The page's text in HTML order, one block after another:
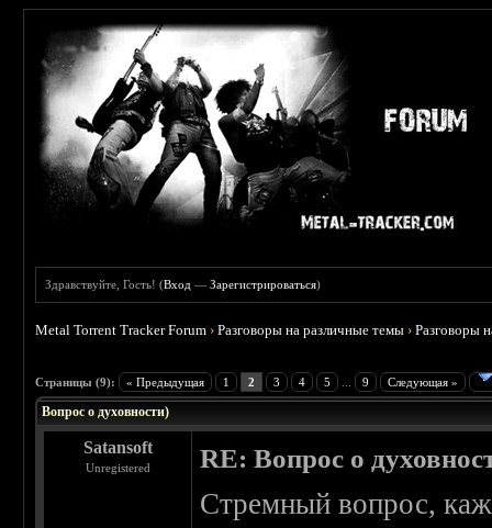
Здравствуйте, Гость! (Вход —Зарегистрироваться)
Metal Torrent Tracker Forum ›Разговоры на различные темы ›Разговоры
Страницы (9): « Предыдущая 1 2 3 4 5 9 Следующая »
Вопрос о духовности)
Satansoft
Unregistered RE: Вопрос о
Стремный вопрос,